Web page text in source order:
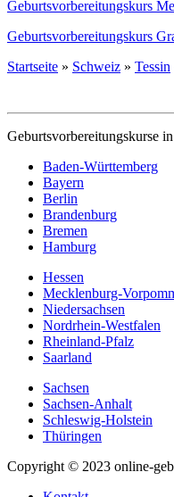
Geburtsvorbereitungskurs
Geburtsvorbereitungskurs
Startseite » Schweiz » Tessin
Geburtsvorbereitungskurse
Baden-Württemberg
Bayern
Berlin
Brandenburg
Bremen
Hamburg
Hessen
Mecklenburg-
Niedersachsen
Nordrhein-Westfalen
Rheinland-Pfalz
Saarland
Sachsen
Sachsen-Anhalt
Schleswig-Holstein
Thüringen
Copyright © 2023 online-